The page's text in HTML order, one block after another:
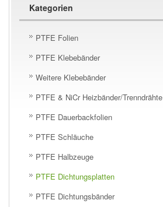
Kategorien
PTFE Folien
PTFE Klebebänder
Weitere Klebebänder
PTFE & NiCr Heizbänder/Trenndrähte
PTFE Dauerbackfolien
PTFE Schläuche
PTFE Halbzeuge
PTFE Dichtungsplatten
PTFE Dichtungsbänder